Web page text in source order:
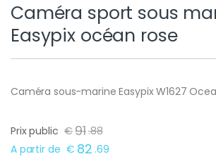
Caméra sport sous
Easypix océan rose
Caméra sous-marine Easypix W1627
Prix public €91.88
A partir de € 82 .69